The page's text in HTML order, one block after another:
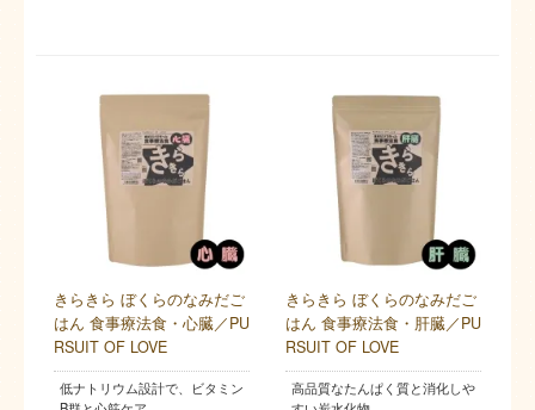
きらきら ぼくらのなみだご
はん 食事療法食・心臓／PU
RSUIT OF LOVE
低ナトリウム設計で、ビタミン
きらきら ぼくらのなみだご
はん 食事療法食・肝臓／PU
RSUIT OF LOVE
高品質なたんぱく質と消化しや